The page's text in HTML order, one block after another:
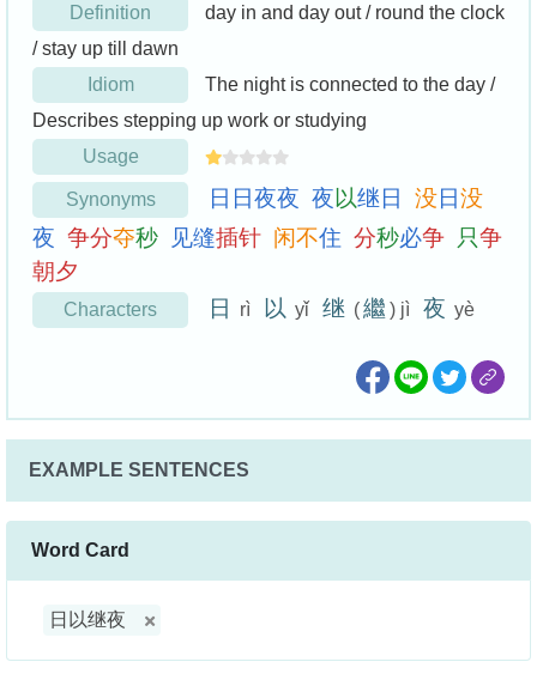
Definition
day in and day out / round the clock
/ stay up till dawn
Idiom
The night is connected to the day /
Describes stepping up work or studying
Usage
Synonyms 日 日夜夜 夜以继 日 没日没
夜 争分夺秒 见缝插针 闲不住 分秒必争 只争
朝夕
Characters 日 rì 以 yǐ 继 (繼 ) jì 夜 yè
EXAMPLE SENTENCES
Word Card
日以继夜